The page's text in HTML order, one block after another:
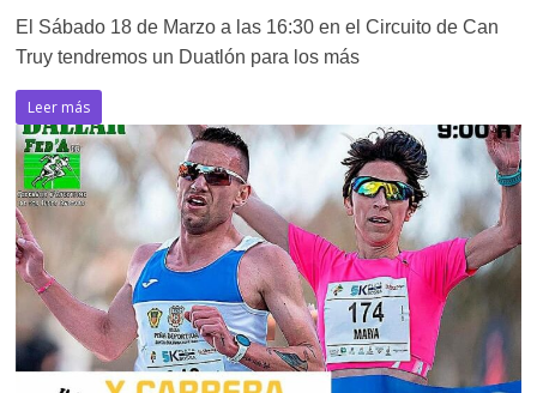
El Sábado 18 de Marzo a las 16:30 en el Circuito de Can
Truy tendremos un Duatlón para los más
Leer más